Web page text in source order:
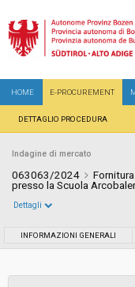
HOME E-PROCUREMENT
DETTAGLIO PROCEDURA
Indagine di mercato
063063/2024
presso la Scuola
Dettagli
INFORMAZIONI GENERALI